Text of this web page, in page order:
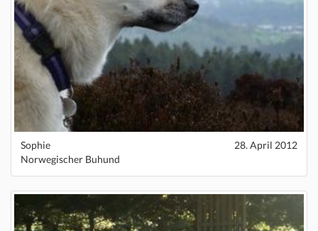
Sophie
28. April 2012
Norwegischer Buhund